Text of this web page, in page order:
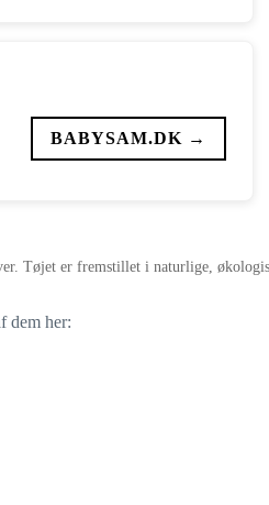
BABYSAM.DK →
Tøjet er fremstillet i naturlige,
dem her: